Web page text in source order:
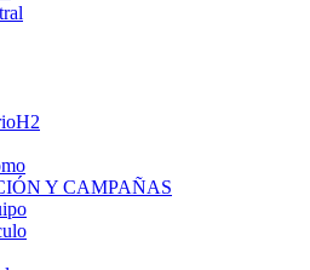
Y CAMPAÑAS